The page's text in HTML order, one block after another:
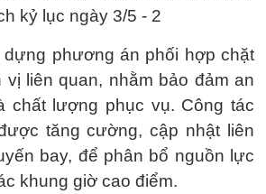
dựng phương án phối hợp chặt
liên quan, nhằm bảo đảm an
chất lượng phục vụ. Công tác
tăng cường, cập nhật liên
bay, để phân bổ nguồn lực
khung giờ cao điểm.